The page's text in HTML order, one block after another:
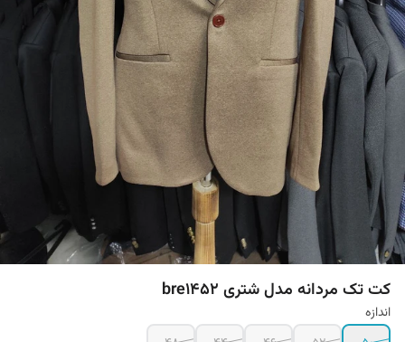
کت تک مردانه مدل شتری bre1452
اندازه